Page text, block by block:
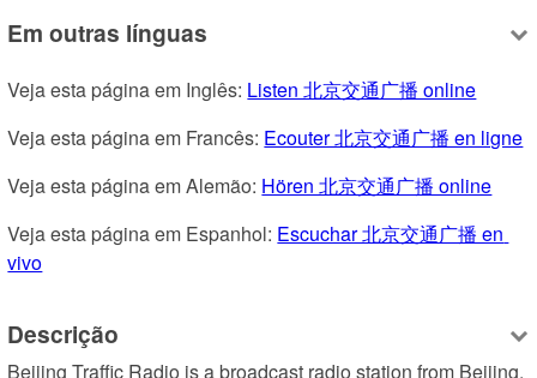
Em outras línguas
Veja esta página em Inglês: Listen 北京交通广播 online
Veja esta página em Francês: Ecouter 北京交通广播 en ligne
Veja esta página em Alemão: Hören 北京交通广播 online
Veja esta página em Espanhol: Escuchar 北京交通广播 en
vivo
Descrição
Beijing Traffic Radio is a broadcast radio station from Beijing,